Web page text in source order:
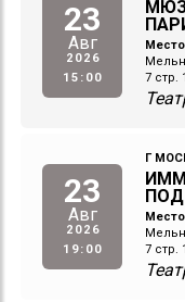
23
Авг
2026
15:00
7 стр. 1
23
Авг
2026
19:00
Г
7 стр. 1